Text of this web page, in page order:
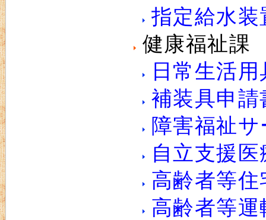
指定給水
健康福祉課
日常生活
補装具申請
障害福祉
自立支援
高齢者等
高齢者等